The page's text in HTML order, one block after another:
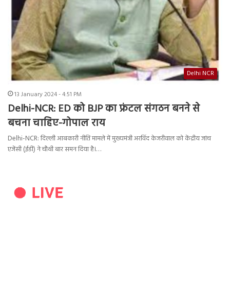
Delhi NCR
13 January 2024 - 4:51 PM
Delhi-NCR: ED को BJP का फ्रंटल संगठन बनने से
बचना चाहिए-गोपाल राय
Delhi-NCR: दिल्ली आबकारी नीति मामले में मुख्यमंत्री अरविंद केजरीवाल को केंद्रीय जांच
एजेंसी (ईडी) ने चौथी बार समन दिया है।…